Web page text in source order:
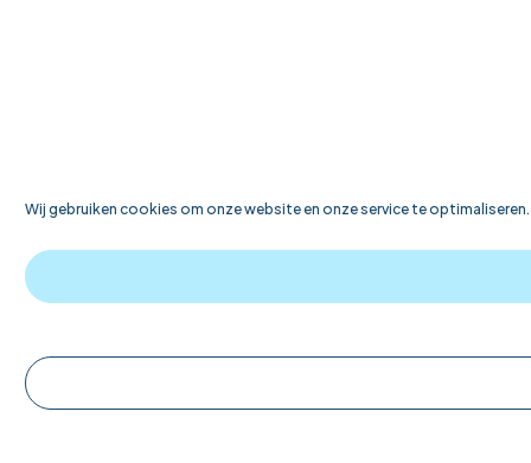
Wij gebruiken cookies om onze website en onze service te optimaliseren.